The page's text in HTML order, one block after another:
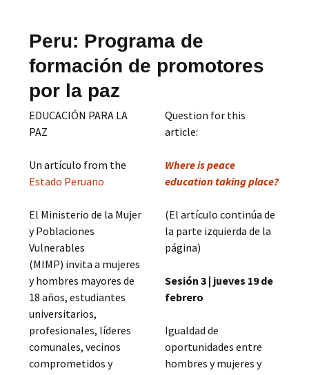
Peru: Programa de
formación de promotores
por la paz
EDUCACIÓN PARA LA
PAZ
Un artículo from the
Estado Peruano
El Ministerio de la Mujer
y Poblaciones
Vulnerables
(MIMP) invita a mujeres
y hombres mayores de
18 años, estudiantes
universitarios,
profesionales, líderes
comunales, vecinos
comprometidos y
Question for this
article:
Where is peace
education taking place?
(El artículo continúa de
la parte izquierda de la
página)
Sesión 3 | jueves 19 de
febrero
Igualdad de
oportunidades entre
hombres y mujeres y